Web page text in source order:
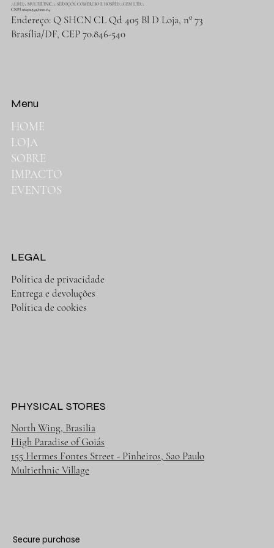
ALDEIA MULTIÉTNICA SERVIÇOS, COMÉRCIO E HOSPEDAGEM LTDA
CNPJ 06.912.342/0001-64
Endereço: Q SHCN CL Qd 405 Bl D Loja, nº 73
Brasília/DF, CEP 70.846-540
HOME
LOJA
SOBRE
IMPACTO
EVENTOS
Menu
Política de privacidade
Entrega e devoluções
Política de cookies
LEGAL
North Wing, Brasilia
High Paradise of Goiás
155 Hermes Fontes Street - Pinheiros, Sao Paulo
Multiethnic Village
PHYSICAL STORES
Secure purchase